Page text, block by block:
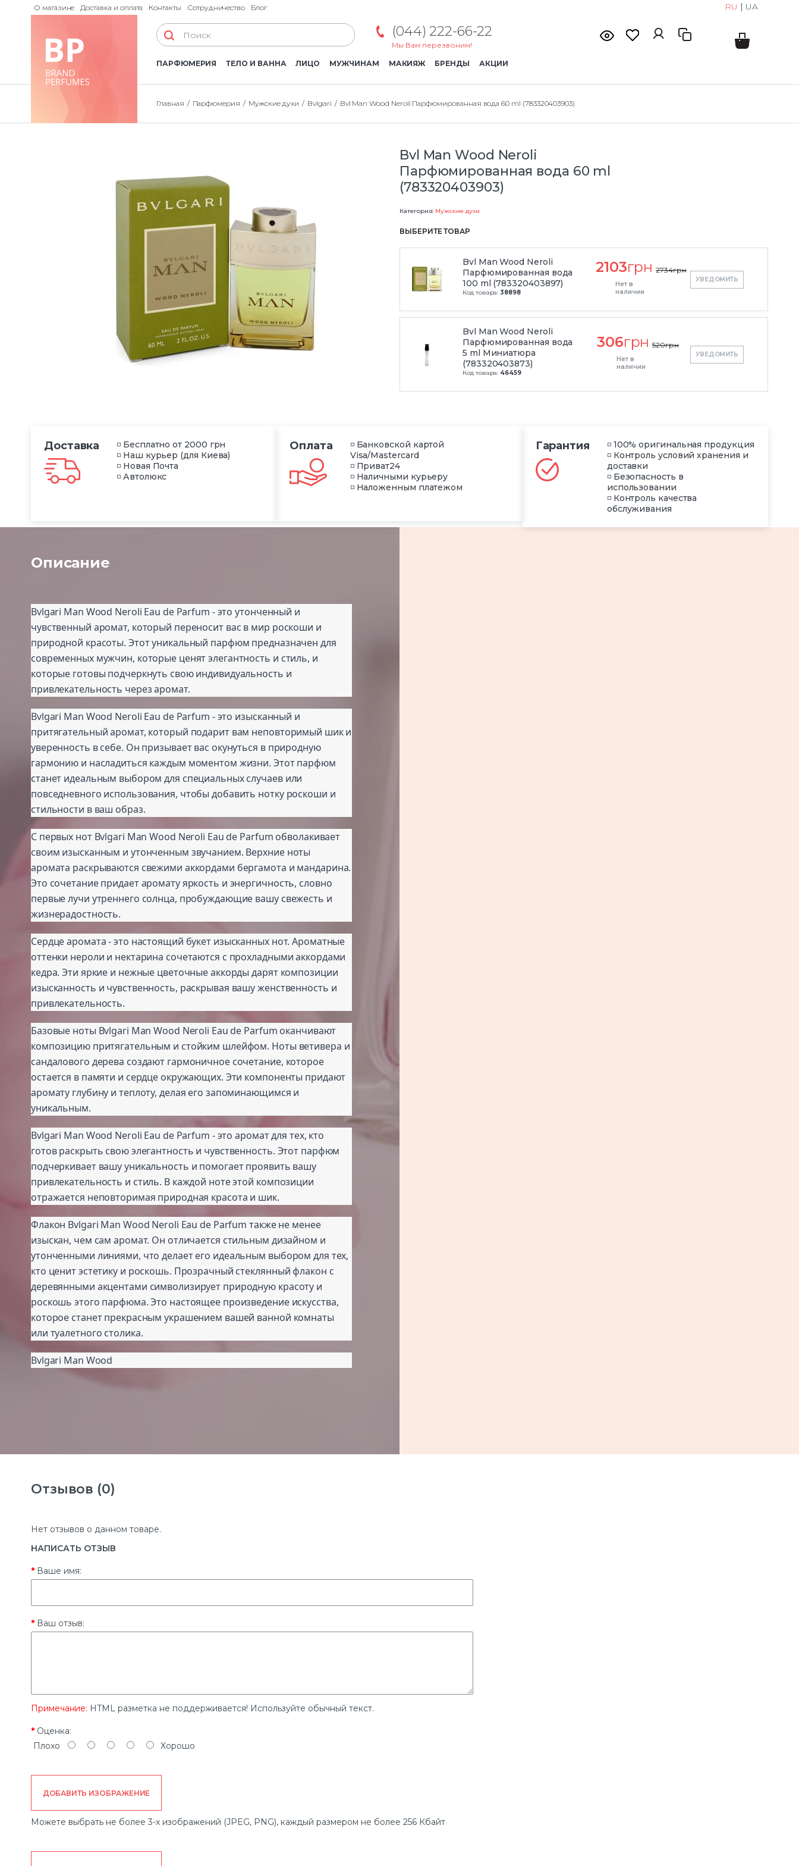
О магазине Доставка и оплата Контакты Сотрудничество Блог RU | UA
(044) 222-66-22
Мы Вам перезвоним!
ПАРФЮМЕРИЯ ТЕЛО И ВАННА ЛИЦО МУЖЧИНАМ МАКИЯЖ БРЕНДЫ АКЦИИ
Главная Парфюмерия Мужские духи Bvlgari Bvl Man Wood Neroli Парфюмированная вода 60 ml (783320403903)
Bvl Man Wood Neroli
Парфюмированная вода 60 ml
(783320403903)
Категория: Мужские духи
ВЫБЕРИТЕ ТОВАР
Bvl Man Wood Neroli
Парфюмированная вода
100 ml (783320403897)
Код товара: 38898
2103грн 2734грн
Нет в
наличии
УВЕДОМИТЬ
Bvl Man Wood Neroli
Парфюмированная вода
5 ml Миниатюра
(783320403873)
Код товара: 46459
306грн 520грн
Нет в
наличии
УВЕДОМИТЬ
Доставка
◽ Бесплатно от 2000 грн
◽ Наш курьер (для Киева)
◽ Новая Почта
◽ Автолюкс
Оплата
◽ Банковской картой
Visa/Mastercard
◽ Приват24
◽ Наличными курьеру
◽ Наложенным платежом
Гарантия
◽ 100% оригинальная продукция
◽ Контроль условий хранения и
доставки
◽ Безопасность в
использовании
◽ Контроль качества
обслуживания
Описание
Bvlgari Man Wood Neroli Eau de Parfum - это утонченный и
чувственный аромат, который переносит вас в мир роскоши и
природной красоты. Этот уникальный парфюм предназначен для
современных мужчин, которые ценят элегантность и стиль, и
которые готовы подчеркнуть свою индивидуальность и
привлекательность через аромат.
Bvlgari Man Wood Neroli Eau de Parfum - это изысканный и
притягательный аромат, который подарит вам неповторимый шик и
уверенность в себе. Он призывает вас окунуться в природную
гармонию и насладиться каждым моментом жизни. Этот парфюм
станет идеальным выбором для специальных случаев или
повседневного использования, чтобы добавить нотку роскоши и
стильности в ваш образ.
С первых нот Bvlgari Man Wood Neroli Eau de Parfum обволакивает
своим изысканным и утонченным звучанием. Верхние ноты
аромата раскрываются свежими аккордами бергамота и мандарина.
Это сочетание придает аромату яркость и энергичность, словно
первые лучи утреннего солнца, пробуждающие вашу свежесть и
жизнерадостность.
Сердце аромата - это настоящий букет изысканных нот. Ароматные
оттенки нероли и нектарина сочетаются с прохладными аккордами
кедра. Эти яркие и нежные цветочные аккорды дарят композиции
изысканность и чувственность, раскрывая вашу женственность и
привлекательность.
Базовые ноты Bvlgari Man Wood Neroli Eau de Parfum оканчивают
композицию притягательным и стойким шлейфом. Ноты ветивера и
сандалового дерева создают гармоничное сочетание, которое
остается в памяти и сердце окружающих. Эти компоненты придают
аромату глубину и теплоту, делая его запоминающимся и
уникальным.
Bvlgari Man Wood Neroli Eau de Parfum - это аромат для тех, кто
готов раскрыть свою элегантность и чувственность. Этот парфюм
подчеркивает вашу уникальность и помогает проявить вашу
привлекательность и стиль. В каждой ноте этой композиции
отражается неповторимая природная красота и шик.
Флакон Bvlgari Man Wood Neroli Eau de Parfum также не менее
изыскан, чем сам аромат. Он отличается стильным дизайном и
утонченными линиями, что делает его идеальным выбором для тех,
кто ценит эстетику и роскошь. Прозрачный стеклянный флакон с
деревянными акцентами символизирует природную красоту и
роскошь этого парфюма. Это настоящее произведение искусства,
которое станет прекрасным украшением вашей ванной комнаты
или туалетного столика.
Bvlgari Man Wood
Отзывов (0)
Нет отзывов о данном товаре.
НАПИСАТЬ ОТЗЫВ
Ваше имя:
Ваш отзыв:
Примечание: HTML разметка не поддерживается! Используйте обычный текст.
Оценка:
Плохо
Хорошо
ДОБАВИТЬ ИЗОБРАЖЕНИЕ
Можете выбрать не более 3-х изображений (JPEG, PNG), каждый размером не более 256 Кбайт